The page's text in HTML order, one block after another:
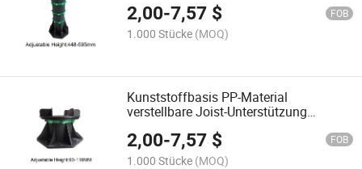
2,00-7,57 $ FOB
1.000 Stücke (MOQ)
Kunststoffbasis PP-Material
verstellbare Joist-Unterstützung
Kunststoff-Podest
2,00-7,57 $ FOB
1.000 Stücke (MOQ)